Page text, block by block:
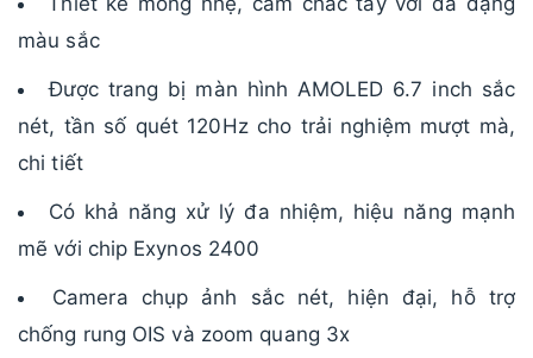
màu sắc
Được trang bị màn hình AMOLED 6.7 inch sắc
nét, tần số quét 120Hz cho trải nghiệm mượt mà,
chi tiết
Có khả năng xử lý đa nhiệm, hiệu năng mạnh
mẽ với chip Exynos 2400
Camera chụp ảnh sắc nét, hiện đại, hỗ trợ
chống rung OIS và zoom quang 3x